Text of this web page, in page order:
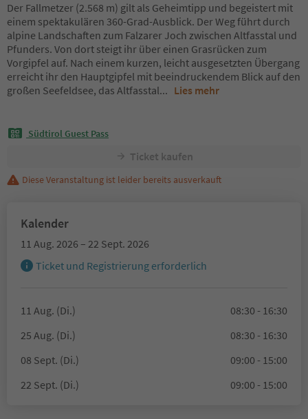
Der Fallmetzer (2.568 m) gilt als Geheimtipp und begeistert mit
einem spektakulären 360-Grad-Ausblick. Der Weg führt durch
alpine Landschaften zum Falzarer Joch zwischen Altfasstal und
Pfunders. Von dort steigt ihr über einen Grasrücken zum
Vorgipfel auf. Nach einem kurzen, leicht ausgesetzten Übergang
erreicht ihr den Hauptgipfel mit beeindruckendem Blick auf den
großen Seefeldsee, das Altfasstal... Lies mehr
Südtirol Guest Pass
Ticket kaufen
Diese Veranstaltung ist leider bereits ausverkauft
Kalender
11 Aug. 2026 – 22 Sept. 2026
Ticket und Registrierung erforderlich
11 Aug. (Di.)
08:30 - 16:30
25 Aug. (Di.)
08:30 - 16:30
08 Sept. (Di.)
09:00 - 15:00
22 Sept. (Di.)
09:00 - 15:00